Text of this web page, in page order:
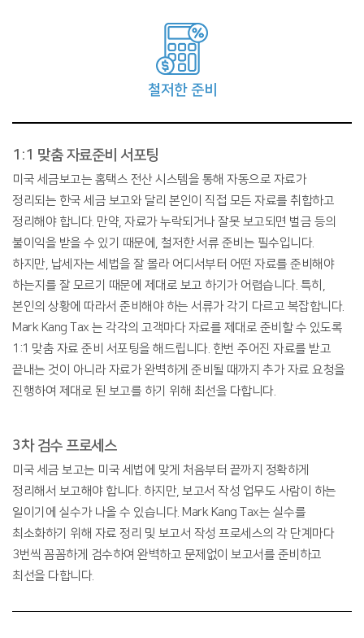
철저한 준비
1:1 맞춤 자료준비 서포팅
미국 세금보고는 홈택스 전산 시스템을 통해 자동으로 자료가
정리되는 한국 세금 보고와 달리 본인이 직접 모든 자료를 취합하고
정리해야 합니다. 만약, 자료가 누락되거나 잘못 보고되면 벌금 등의
불이익을 받을 수 있기 때문에, 철저한 서류 준비는 필수입니다.
하지만, 납세자는 세법을 잘 몰라 어디서부터 어떤 자료를 준비해야
하는지를 잘 모르기 때문에 제대로 보고 하기가 어렵습니다. 특히,
본인의 상황에 따라서 준비해야 하는 서류가 각기 다르고 복잡합니다.
Mark Kang Tax 는 각각의 고객마다 자료를 제대로 준비할 수 있도록
1:1 맞춤 자료 준비 서포팅을 해드립니다. 한번 주어진 자료를 받고
끝내는 것이 아니라 자료가 완벽하게 준비될 때까지 추가 자료 요청을
진행하여 제대로 된 보고를 하기 위해 최선을 다합니다.
3차 검수 프로세스
미국 세금 보고는 미국 세법에 맞게 처음부터 끝까지 정확하게
정리해서 보고해야 합니다. 하지만, 보고서 작성 업무도 사람이 하는
일이기에 실수가 나올 수 있습니다. Mark Kang Tax는 실수를
최소화하기 위해 자료 정리 및 보고서 작성 프로세스의 각 단계마다
3번씩 꼼꼼하게 검수하여 완벽하고 문제없이 보고서를 준비하고
최선을 다합니다.